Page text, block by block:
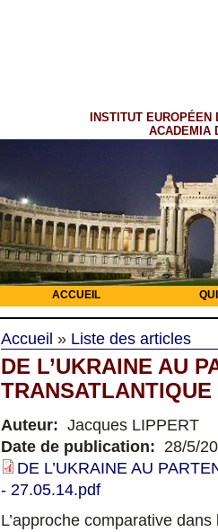
INSTITUT EUROPÉEN
ACADEMIA
ACCUEIL
Accueil » Liste des articles
DE L’UKRAINE AU
TRANSATLANTIQUE
Auteur: Jacques LIPPERT
Date de publication: 28/5/
DE L’UKRAINE AU
- 27.05.14.pdf
L’approche comparative